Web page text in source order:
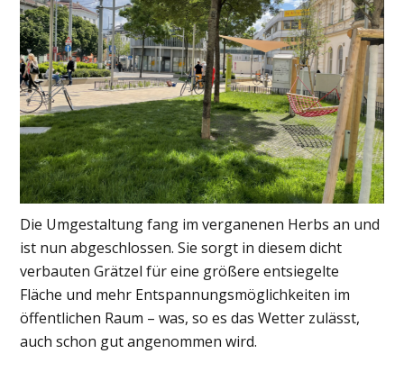
Die Umgestaltung fang im verganenen Herbs an und
ist nun abgeschlossen. Sie sorgt in diesem dicht
verbauten Grätzel für eine größere entsiegelte
Fläche und mehr Entspannungsmöglichkeiten im
öffentlichen Raum – was, so es das Wetter zulässt,
auch schon gut angenommen wird.